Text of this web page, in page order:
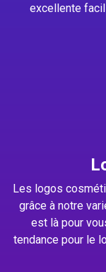
excellente
Les logos
grâce à notre
est là pour
tendance pour le